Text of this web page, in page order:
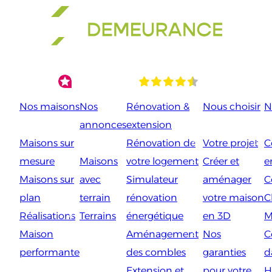
Nos maisons
Maisons sur
mesure
Maisons sur
plan
Réalisations
Maison
performante
Nos
annonces
Maisons
avec
terrain
Terrains
Rénovation &
extension
Rénovation de
votre logement
Simulateur
rénovation
énergétique
Aménagement
des combles
Nous choisir
Votre projet
Créer et
aménager
votre maison
en 3D
Nos
garanties